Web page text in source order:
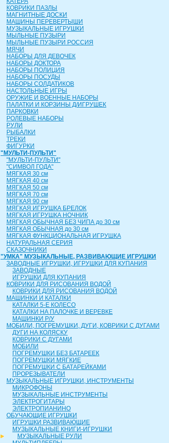
КОВРИКИ ПАЗЛЫ
МАГНИТНЫЕ ДОСКИ
МАШИНЫ ПЕРЕВЕРТЫШИ
МУЗЫКАЛЬНЫЕ ИГРУШКИ
МЫЛЬНЫЕ ПУЗЫРИ
МЫЛЬНЫЕ ПУЗЫРИ РОССИЯ
МЯЧИ
НАБОРЫ ДЛЯ ДЕВОЧЕК
НАБОРЫ ДОКТОРА
НАБОРЫ ПОЛИЦИЯ
НАБОРЫ ПОСУДЫ
НАБОРЫ СОЛДАТИКОВ
НАСТОЛЬНЫЕ ИГРЫ
ОРУЖИЕ И ВОЕННЫЕ НАБОРЫ
ПАЛАТКИ И КОРЗИНЫ Д/ИГРУШЕК
ПАРКОВКИ
РОЛЕВЫЕ НАБОРЫ
РУЛИ
РЫБАЛКИ
ТРЕКИ
ФИГУРКИ
"МУЛЬТИ-ПУЛЬТИ"
"МУЛЬТИ-ПУЛЬТИ"
"СИМВОЛ ГОДА"
МЯГКАЯ 30 см
МЯГКАЯ 40 см
МЯГКАЯ 50 см
МЯГКАЯ 70 см
МЯГКАЯ 90 см
МЯГКАЯ ИГРУШКА БРЕЛОК
МЯГКАЯ ИГРУШКА НОЧНИК
МЯГКАЯ ОБЫЧНАЯ БЕЗ ЧИПА до 30 см
МЯГКАЯ ОБЫЧНАЯ до 30 см
МЯГКАЯ ФУНКЦИОНАЛЬНАЯ ИГРУШКА
НАТУРАЛЬНАЯ СЕРИЯ
СКАЗОЧНИКИ
"УМКА" МУЗЫКАЛЬНЫЕ, РАЗВИВАЮЩИЕ ИГРУШКИ
ЗАВОДНЫЕ ИГРУШКИ, ИГРУШКИ ДЛЯ КУПАНИЯ
ЗАВОДНЫЕ
ИГРУШКИ ДЛЯ КУПАНИЯ
КОВРИКИ ДЛЯ РИСОВАНИЯ ВОДОЙ
КОВРИКИ ДЛЯ РИСОВАНИЯ ВОДОЙ
МАШИНКИ И КАТАЛКИ
КАТАЛКИ 5-Е КОЛЕСО
КАТАЛКИ НА ПАЛОЧКЕ И ВЕРЕВКЕ
МАШИНКИ Р/У
МОБИЛИ, ПОГРЕМУШКИ, ДУГИ, КОВРИКИ С ДУГАМИ
ДУГИ НА КОЛЯСКУ
КОВРИКИ С ДУГАМИ
МОБИЛИ
ПОГРЕМУШКИ БЕЗ БАТАРЕЕК
ПОГРЕМУШКИ МЯГКИЕ
ПОГРЕМУШКИ С БАТАРЕЙКАМИ
ПРОРЕЗЫВАТЕЛИ
МУЗЫКАЛЬНЫЕ ИГРУШКИ, ИНСТРУМЕНТЫ
МИКРОФОНЫ
МУЗЫКАЛЬНЫЕ ИНСТРУМЕНТЫ
ЭЛЕКТРОГИТАРЫ
ЭЛЕКТРОПИАНИНО
ОБУЧАЮЩИЕ ИГРУШКИ
ИГРУШКИ РАЗВИВАЮЩИЕ
МУЗЫКАЛЬНЫЕ КНИГИ-ИГРУШКИ
МУЗЫКАЛЬНЫЕ РУЛИ